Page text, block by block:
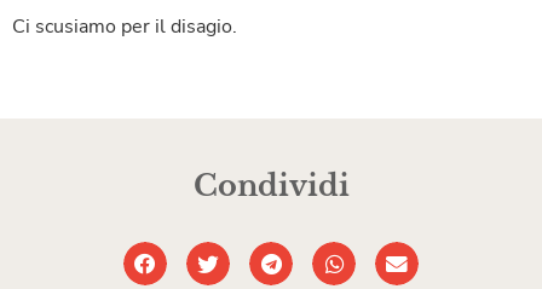
Ci scusiamo per il disagio.
Condividi